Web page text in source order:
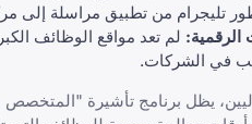
تليجرام من تطبيق مراسلة إلى
الرقمية: لم تعد مواقع الوظائف
في الشركات.